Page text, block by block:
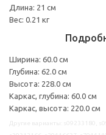
Длина: 21 см
Вес: 0.21 кг
Ширина: 60.0 см
Глубина: 62.0 см
Высота: 228.0 см
Каркас, глубина: 60.0 см
Каркас, высота: 220.0 см